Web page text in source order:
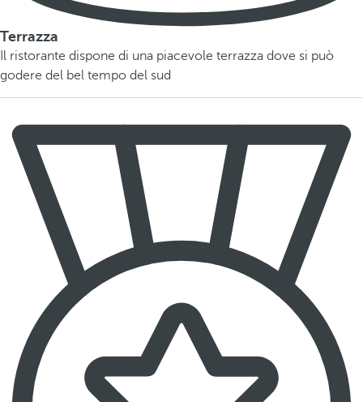
Terrazza
Il ristorante dispone di una piacevole terrazza dove si può
godere del bel tempo del sud